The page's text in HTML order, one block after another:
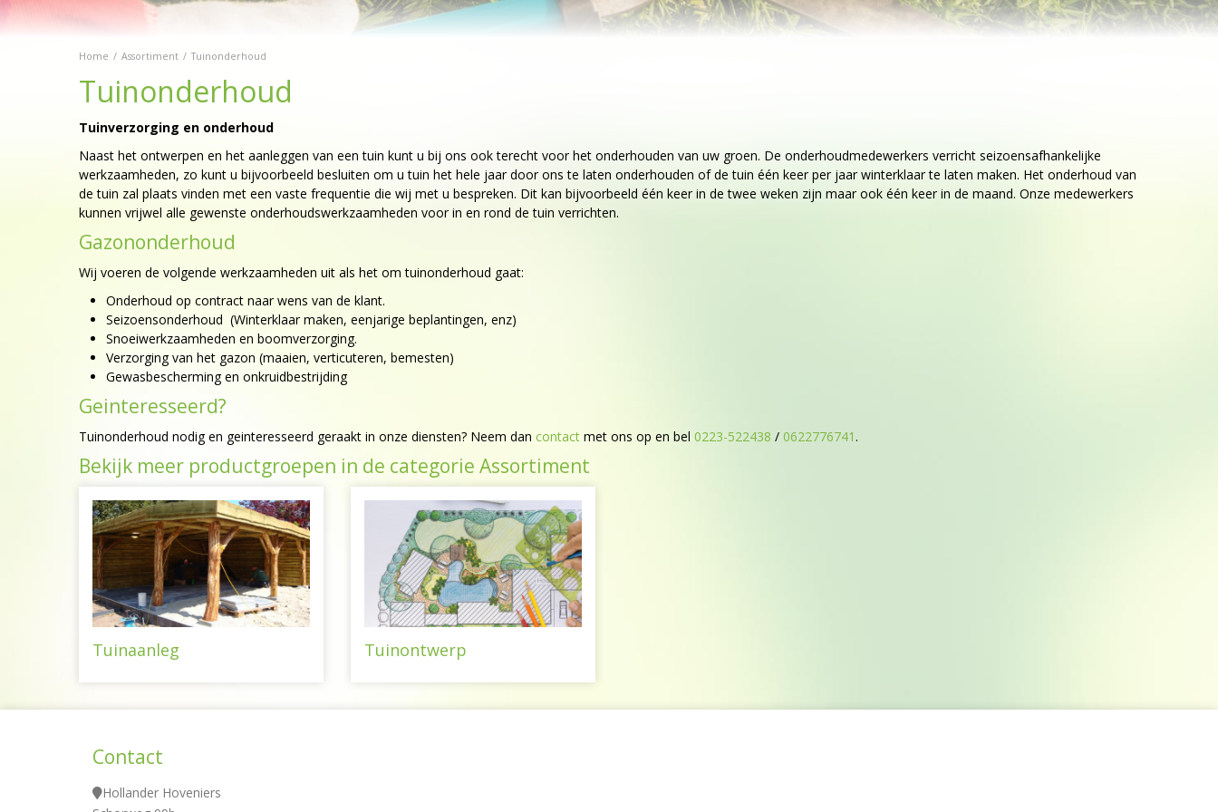
Home Assortiment Tuinonderhoud
Tuinonderhoud
Tuinverzorging en onderhoud
Naast het ontwerpen en het aanleggen van een tuin kunt u bij ons ook terecht voor het onderhouden van uw groen. De onderhoudmedewerkers verricht seizoensafhankelijke
werkzaamheden, zo kunt u bijvoorbeeld besluiten om u tuin het hele jaar door ons te laten onderhouden of de tuin één keer per jaar winterklaar te laten maken. Het onderhoud van
de tuin zal plaats vinden met een vaste frequentie die wij met u bespreken. Dit kan bijvoorbeeld één keer in de twee weken zijn maar ook één keer in de maand. Onze medewerkers
kunnen vrijwel alle gewenste onderhoudswerkzaamheden voor in en rond de tuin verrichten.
Gazononderhoud
Wij voeren de volgende werkzaamheden uit als het om tuinonderhoud gaat:
Onderhoud op contract naar wens van de klant.
Seizoensonderhoud (Winterklaar maken, eenjarige beplantingen, enz)
Snoeiwerkzaamheden en boomverzorging.
Verzorging van het gazon (maaien, verticuteren, bemesten)
Gewasbescherming en onkruidbestrijding
Geinteresseerd?
Tuinonderhoud nodig en geinteresseerd geraakt in onze diensten? Neem dan contact met ons op en bel 0223-522438 / 0622776741 .
Bekijk meer productgroepen in de categorie Assortiment
Tuinaanleg Tuinontwerp
Contact
Hollander Hoveniers